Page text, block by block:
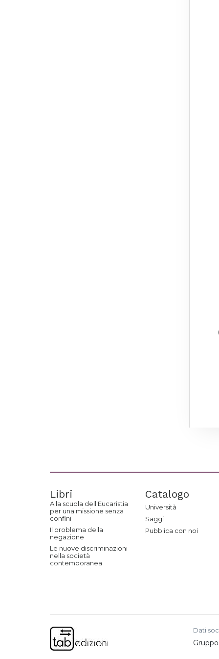
Libri
Alla scuola dell'Eucaristia
per una missione senza
confini
Il problema della
negazione
Le nuove discriminazioni
nella società
contemporanea
Catalogo
Università
Saggi
Pubblica con noi
Dati